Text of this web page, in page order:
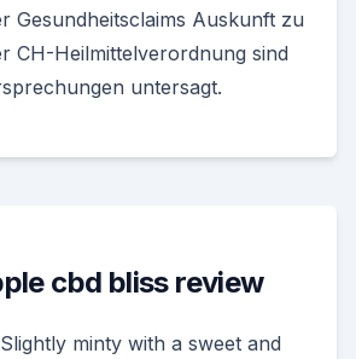
Gesundheitsclaims Auskunft zu
CH-Heilmittelverordnung sind
untersagt.
cbd bliss review
minty with a sweet and